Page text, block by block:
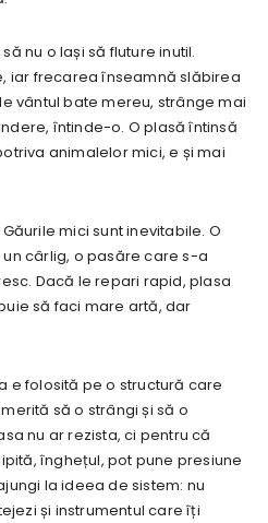
nu o lași să fluture inutil.
iar frecarea înseamnă slăbirea
vântul bate mereu, strânge mai
întinde-o. O plasă întinsă
animalelor mici, e și mai
mici sunt inevitabile. O
cârlig, o pasăre care s-a
Dacă le repari rapid, plasa
să faci mare artă, dar
e folosită pe o structură care
să o strângi și să o
nu ar rezista, ci pentru că
înghețul, pot pune presiune
la ideea de sistem: nu
și instrumentul care îți